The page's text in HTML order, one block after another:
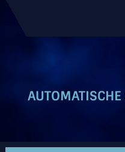
AUTOMATISCHE